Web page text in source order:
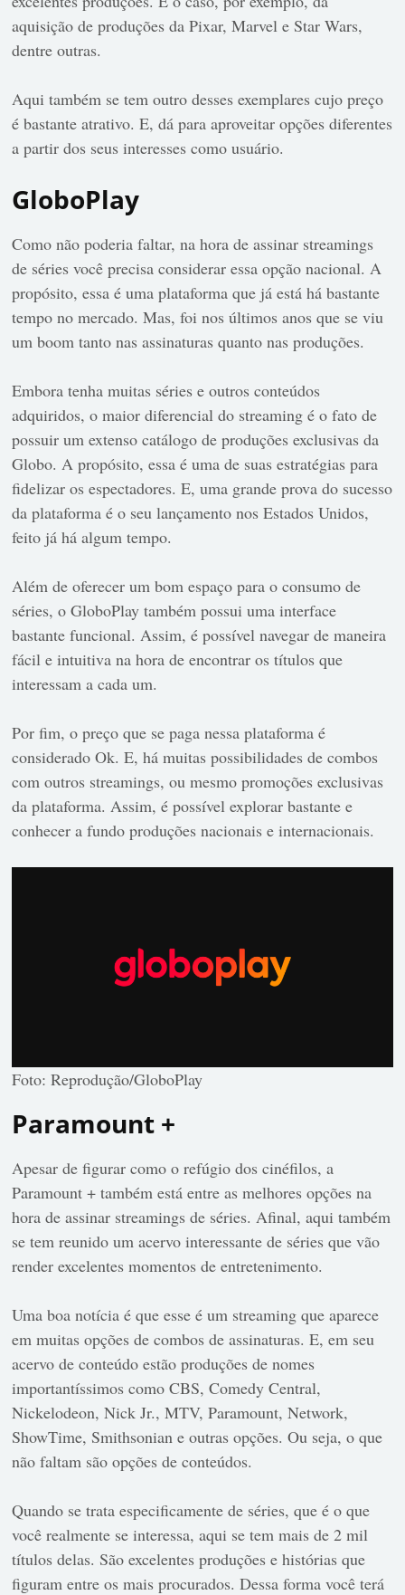
aquisição de produções da Pixar, Marvel e Star Wars,
dentre outras.
Aqui também se tem outro desses exemplares cujo preço
é bastante atrativo. E, dá para aproveitar opções diferentes
a partir dos seus interesses como usuário.
GloboPlay
Como não poderia faltar, na hora de assinar streamings
de séries você precisa considerar essa opção nacional. A
propósito, essa é uma plataforma que já está há bastante
tempo no mercado. Mas, foi nos últimos anos que se viu
um boom tanto nas assinaturas quanto nas produções.
Embora tenha muitas séries e outros conteúdos
adquiridos, o maior diferencial do streaming é o fato de
possuir um extenso catálogo de produções exclusivas da
Globo. A propósito, essa é uma de suas estratégias para
fidelizar os espectadores. E, uma grande prova do sucesso
da plataforma é o seu lançamento nos Estados Unidos,
feito já há algum tempo.
Além de oferecer um bom espaço para o consumo de
séries, o GloboPlay também possui uma interface
bastante funcional. Assim, é possível navegar de maneira
fácil e intuitiva na hora de encontrar os títulos que
interessam a cada um.
Por fim, o preço que se paga nessa plataforma é
considerado Ok. E, há muitas possibilidades de combos
com outros streamings, ou mesmo promoções exclusivas
da plataforma. Assim, é possível explorar bastante e
conhecer a fundo produções nacionais e internacionais.
Foto: Reprodução/GloboPlay
Paramount +
Apesar de figurar como o refúgio dos cinéfilos, a
Paramount + também está entre as melhores opções na
hora de assinar streamings de séries. Afinal, aqui também
se tem reunido um acervo interessante de séries que vão
render excelentes momentos de entretenimento.
Uma boa notícia é que esse é um streaming que aparece
em muitas opções de combos de assinaturas. E, em seu
acervo de conteúdo estão produções de nomes
importantíssimos como CBS, Comedy Central,
Nickelodeon, Nick Jr., MTV, Paramount, Network,
ShowTime, Smithsonian e outras opções. Ou seja, o que
não faltam são opções de conteúdos.
Quando se trata especificamente de séries, que é o que
você realmente se interessa, aqui se tem mais de 2 mil
títulos delas. São excelentes produções e histórias que
figuram entre os mais procurados. Dessa forma você terá